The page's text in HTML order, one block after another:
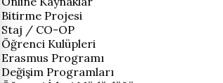
Bitirme Projesi
Staj / CO-OP
Öğrenci Kulüpleri
Erasmus Programı
Değişim Programları